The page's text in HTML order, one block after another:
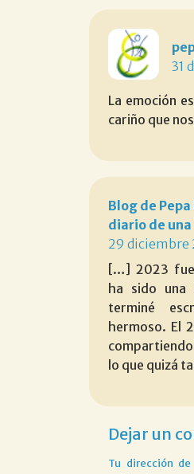
31
La emoción
cariño que
Blog de
diario de
29 diciembre
[…] 2023 fue
ha sido una
terminé
hermoso. El
lo que quizá
Dejar un
Tu dirección